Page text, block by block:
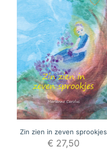
Zin zien in zeven sprookjes
€ 27,50